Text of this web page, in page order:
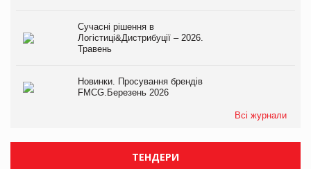
Сучасні рішення в
Логістиці&Дистрибуції – 2026.
Травень
Новинки. Просування брендів
FMCG.Березень 2026
Всі журнали
ТЕНДЕРИ